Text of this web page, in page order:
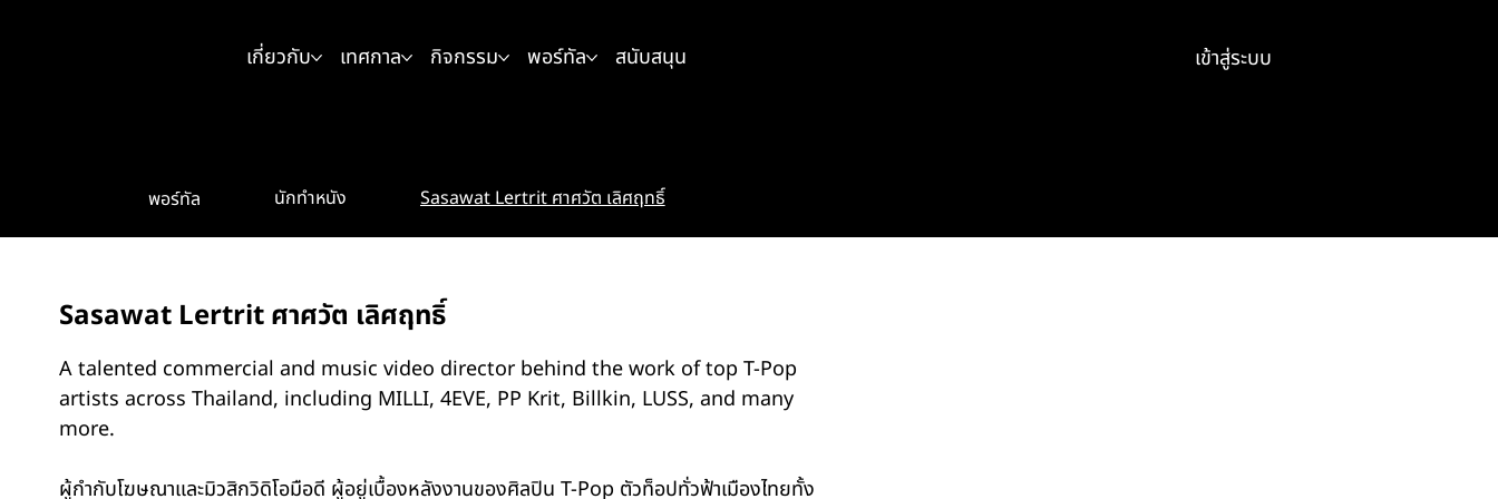
เข้าสู่ระบบ
เกี่ยวกับ เทศกาล กิจกรรม พอร์ทัล สนับสนุน
พอร์ทัล นักทำหนัง Sasawat Lertrit ศาศวัต เลิศฤทธิ์
Sasawat Lertrit ศาศวัต เลิศฤทธิ์
A talented commercial and music video director behind the work of top T-Pop
artists across Thailand, including MILLI, 4EVE, PP Krit, Billkin, LUSS, and many
more.
ผู้กำกับโฆษณาและมิวสิกวิดิโอมือดี ผู้อยู่เบื้องหลังงานของศิลปิน T-Pop ตัวท็อปทั่วฟ้าเมืองไทยทั้ง